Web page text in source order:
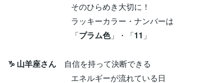
そのひらめき大切に！
ラッキーカラー・ナンバーは
「プラム色」・「11 」
♑ 山羊座さん 自信を持って決断できる
エネルギーが流れている日